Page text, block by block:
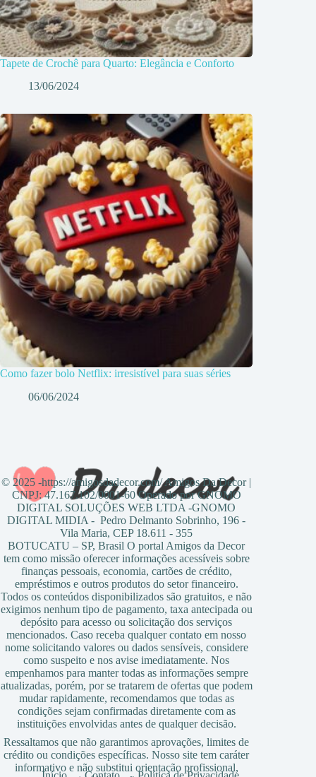
Tapete de Crochê para Quarto: Elegância e Conforto
13/06/2024
Como fazer bolo Netflix: irresistível para suas séries
06/06/2024
© 2025 -https://amigosdadecor.com/ Amigos Da Decor |
CNPJ: 47.167.102/0001-60 Operado por GNOMO
DIGITAL SOLUÇÕES WEB LTDA -GNOMO
DIGITAL MIDIA - Pedro Delmanto Sobrinho, 196 -
Vila Maria, CEP 18.611 - 355
BOTUCATU – SP, Brasil O portal Amigos da Decor
tem como missão oferecer informações acessíveis sobre
finanças pessoais, economia, cartões de crédito,
empréstimos e outros produtos do setor financeiro.
Todos os conteúdos disponibilizados são gratuitos, e não
exigimos nenhum tipo de pagamento, taxa antecipada ou
depósito para acesso ou solicitação dos serviços
mencionados. Caso receba qualquer contato em nosso
nome solicitando valores ou dados sensíveis, considere
como suspeito e nos avise imediatamente. Nos
empenhamos para manter todas as informações sempre
atualizadas, porém, por se tratarem de ofertas que podem
mudar rapidamente, recomendamos que todas as
condições sejam confirmadas diretamente com as
instituições envolvidas antes de qualquer decisão.
Ressaltamos que não garantimos aprovações, limites de
crédito ou condições específicas. Nosso site tem caráter
informativo e não substitui orientação profissional,